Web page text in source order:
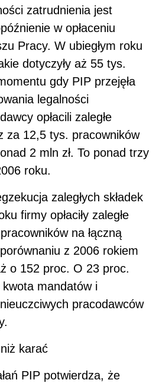
zatrudnienia jest
w opłaceniu
Pracy. W ubiegłym roku
dotyczyły aż 55 tys.
gdy PIP przejęła
legalności
opłacili zaległe
za 12,5 tys. pracowników
2 mln zł. To ponad trzy
roku.
zaległych składek
firmy opłaciły zaległe
na łączną
z 2006 rokiem
o 152 proc. O 23 proc.
kwota mandatów i
pracodawców
karać
PIP potwierdza, że